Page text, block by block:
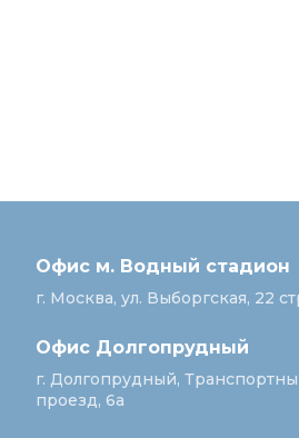
Офис м. Водный стадион
г. Москва, ул. Выборгская, 22
Офис Долгопрудный
г. Долгопрудный,
проезд, 6а